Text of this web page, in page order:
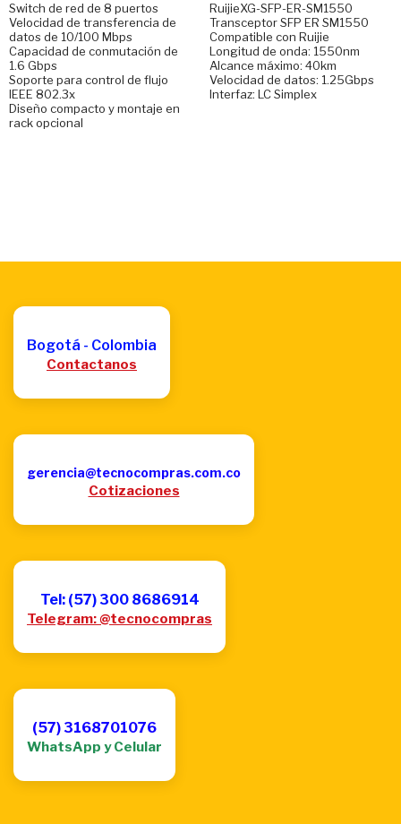
Switch de red de 8 puertos
Velocidad de transferencia de
datos de 10/100 Mbps
Capacidad de conmutación de
1.6 Gbps
Soporte para control de flujo
IEEE 802.3x
Diseño compacto y montaje en
rack opcional
RuijieXG-SFP-ER-SM1550
Transceptor SFP ER SM1550
Compatible con Ruijie
Longitud de onda: 1550nm
Alcance máximo: 40km
Velocidad de datos: 1.25Gbps
Interfaz: LC Simplex
Bogotá - Colombia
Contactanos
gerencia@tecnocompras.com.co
Cotizaciones
Tel: (57) 300 8686914
Telegram: @tecnocompras
(57) 3168701076
WhatsApp y Celular